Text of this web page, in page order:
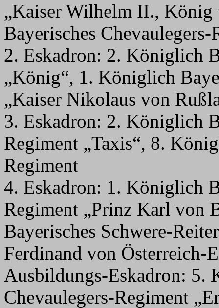
„Kaiser Wilhelm II.,
Bayerisches
2. Eskadron: 2. Königlich
„König“, 1. Königlich
„Kaiser Nikolaus von
3. Eskadron: 2. Königlich
Regiment „Taxis“, 8.
Regiment
4. Eskadron: 1. Königlich
Regiment „Prinz Karl von
Bayerisches Schwere-
Ferdinand von Österreich-
Ausbildungs-Eskadron: 5.
Chevaulegers-Regiment